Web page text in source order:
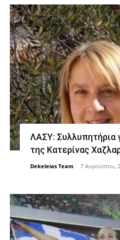
ΛΑΣΥ: Συλλυπητήρια
της Κατερίνας
Dekeleias Team - 7 Αυγούστου,